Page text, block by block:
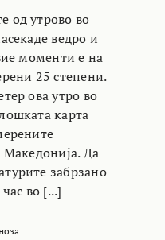
од утрово во
ведро и
моменти е на
25 степени.
ова утро во
карта
Македонија. Да
забрзано
во [...]